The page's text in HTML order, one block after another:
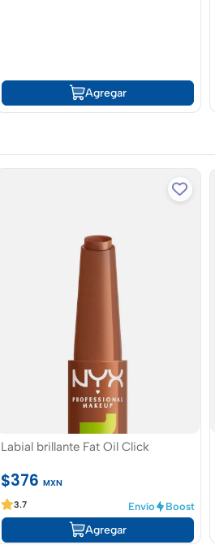
Agregar
Labial brillante Fat Oil Click
$376MXN
3.7 Envío Boost
Agregar